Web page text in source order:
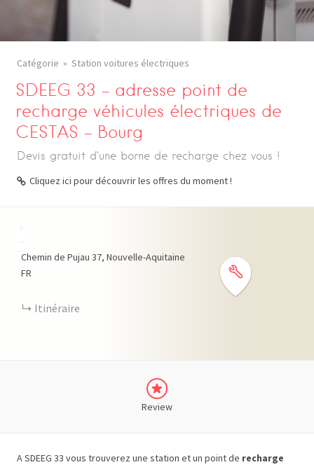
Catégorie Station voitures électriques
SDEEG 33 – adresse point de
recharge véhicules électriques de
CESTAS – Bourg
Devis gratuit d’une borne de recharge chez vous !
Cliquez ici pour découvrir les offres du moment !
Chemin de Pujau 37 Nouvelle-Aquitaine
FR
Itinéraire
Review
A SDEEG 33 vous trouverez une station et un point de recharge